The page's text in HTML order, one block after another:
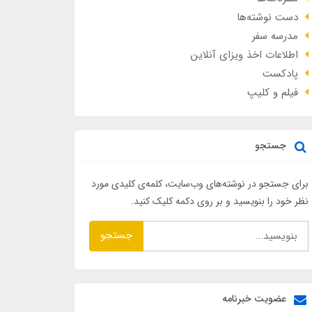
دست نوشته‌ها
مدرسه سفر
اطلاعات اخذ ویزای آنلاین
پادکست
فیلم و کلیپ
جستجو
برای جستجو در نوشته‌های وب‌سایت، کلمه‌ی کلیدی مورد
نظر خود را بنویسید و بر روی دکمه کلیک کنید.
جستجو
عضویت خبرنامه